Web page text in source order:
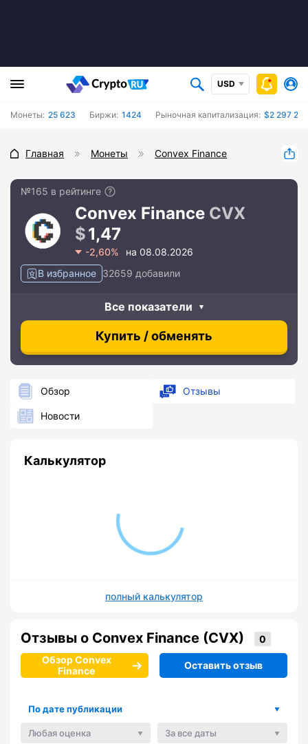
USD
Монеты: 25 623 Биржи: 1424 Рыночная капитализация: $2 297
Главная Монеты Convex Finance
№165 в рейтинге
Convex Finance CVX
1,47
-2,60%
на 08.08.2026
В избранное 32659 добавили
Все показатели
Купить / обменять
Обзор Отзывы
Новости
Калькулятор
полный калькулятор
Отзывы о Convex Finance (CVX)
Обзор Convex
Finance
Оставить отзыв
По дате публикации
Любая оценка За все даты